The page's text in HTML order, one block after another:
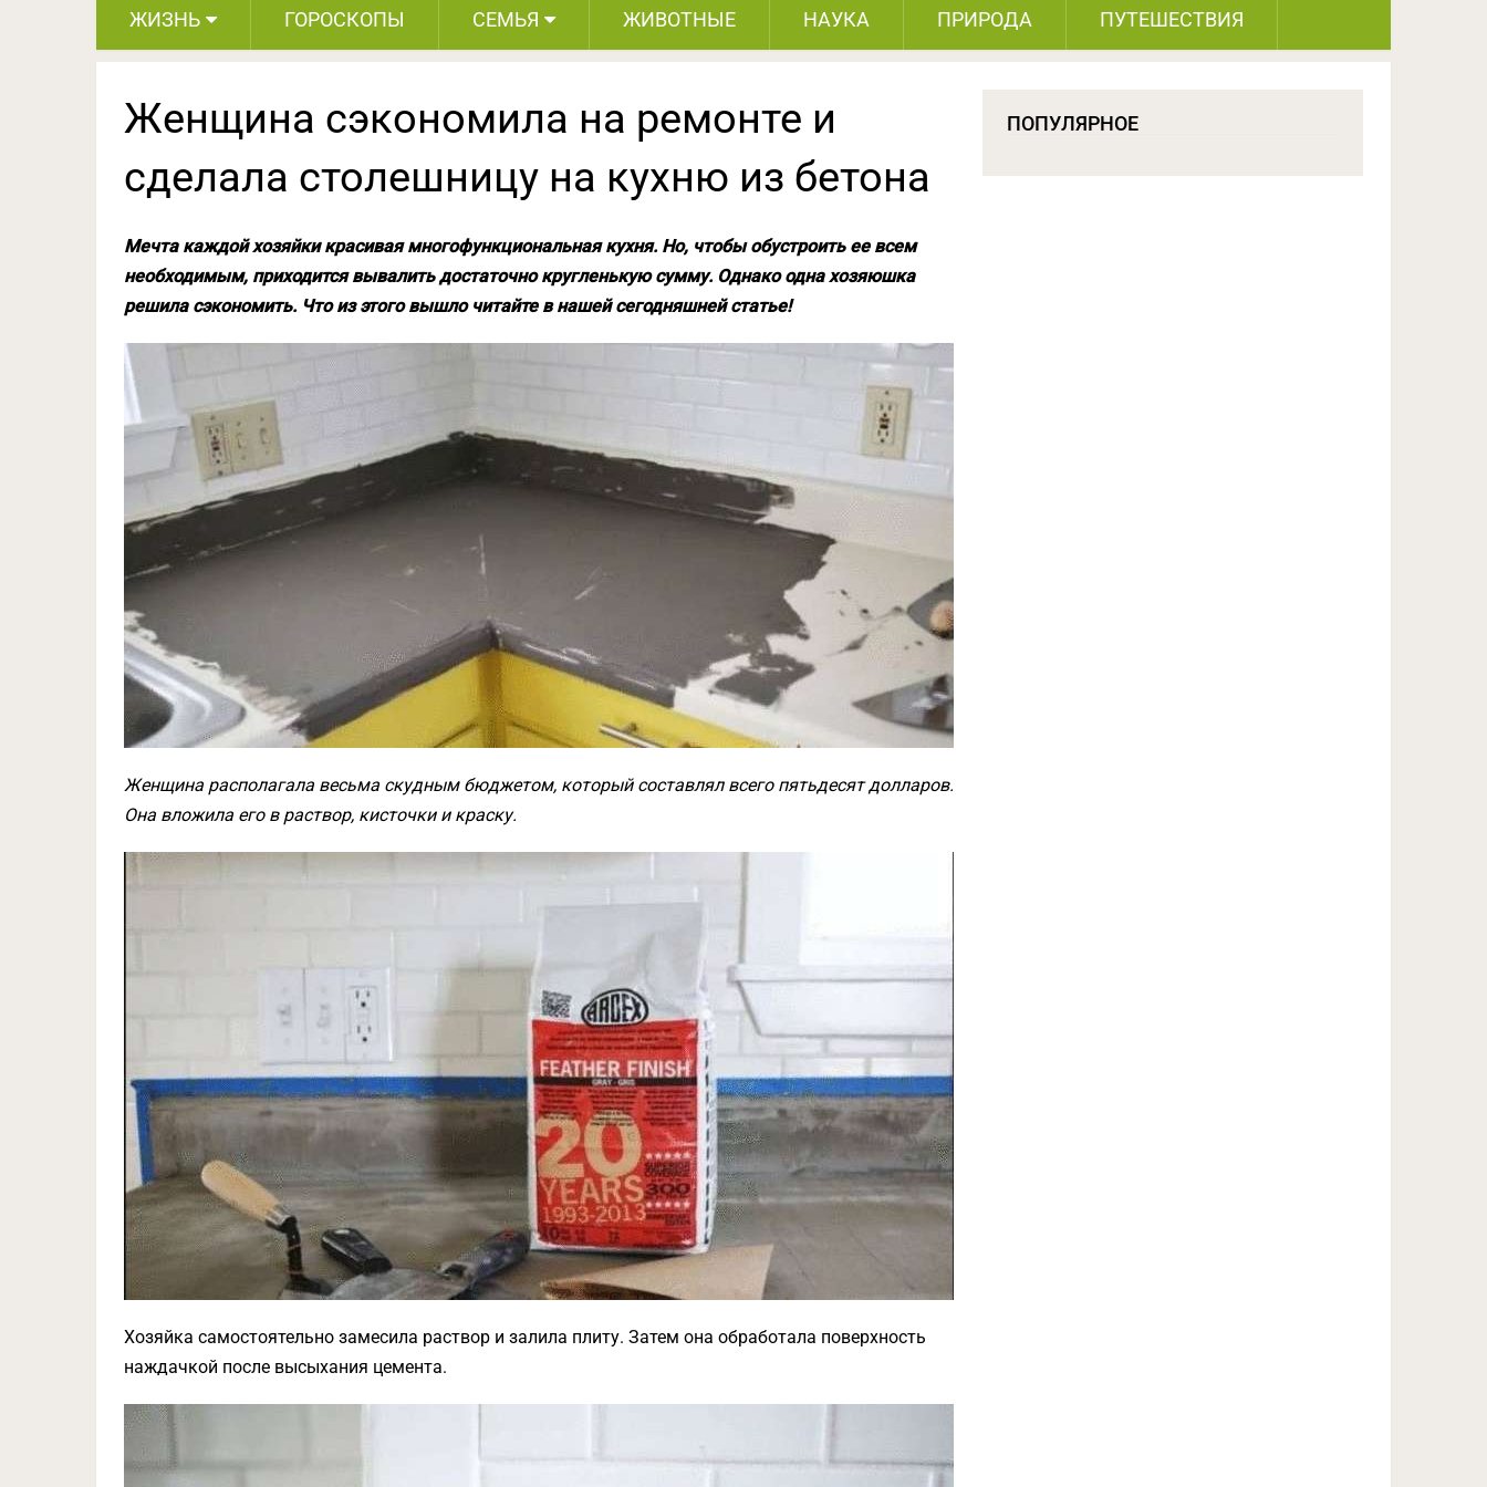
ЖИЗНЬ ГОРОСКОПЫ СЕМЬЯ ЖИВОТНЫЕ НАУКА ПРИРОДА ПУТЕШЕСТВИЯ
Женщина сэкономила на ремонте и
сделала столешницу на кухню из бетона
Мечта каждой хозяйки красивая многофункциональная кухня.Но, чтобы обустроить ее всем
необходимым, приходится вывалить достаточно кругленькую сумму. Однако одна хозяюшка
решила сэкономить. Что из этого вышло читайте в нашей сегодняшней статье!
Женщина располагала весьма скудным бюджетом, который составлял всего пятьдесят долларов.
Она вложила его в раствор, кисточки и краску.
Хозяйка самостоятельно замесила раствор и залила плиту. Затем она обработала поверхность
наждачкой после высыхания цемента.
ПОПУЛЯРНОЕ